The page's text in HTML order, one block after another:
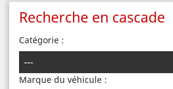
Recherche en cascade
Catégorie :
Marque du véhicule :